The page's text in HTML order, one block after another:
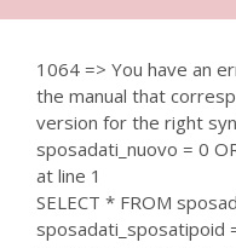
1064 => You have an
the manual that
version for the right
sposadati_nuovo = 0
at line 1
SELECT * FROM
sposadati_sposatipoid